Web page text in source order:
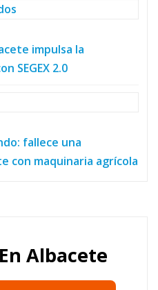
impulsa la
SEGEX 2.0
fallece una
con maquinaria agrícola
Albacete